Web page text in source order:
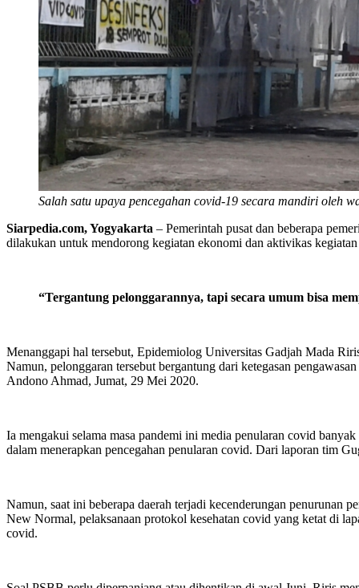
Salah satu upaya pencegahan covid-19 secara mandiri oleh
Siarpedia.com, Yogyakarta – Pemerintah pusat dan beberapa
dilakukan untuk mendorong kegiatan ekonomi dan aktivikas
“Tergantung pelonggarannya, tapi secara umum bisa
Menanggapi hal tersebut, Epidemiolog Universitas Gadjah Mada
Namun, pelonggaran tersebut bergantung dari ketegasan
Andono Ahmad, Jumat, 29 Mei 2020.
Ia mengakui selama masa pandemi ini media penularan covid
dalam menerapkan pencegahan penularan covid. Dari laporan tim
Namun, saat ini beberapa daerah terjadi kecenderungan penurunan
New Normal, pelaksanaan protokol kesehatan covid yang ketat di
covid.